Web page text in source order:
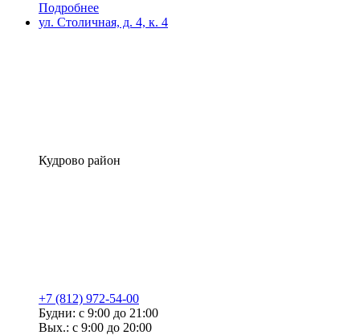
Подробнее
ул. Столичная, д. 4, к. 4
Кудрово район
+7 (812) 972-54-00
Будни: с 9:00 до 21:00
Вых.: с 9:00 до 20:00